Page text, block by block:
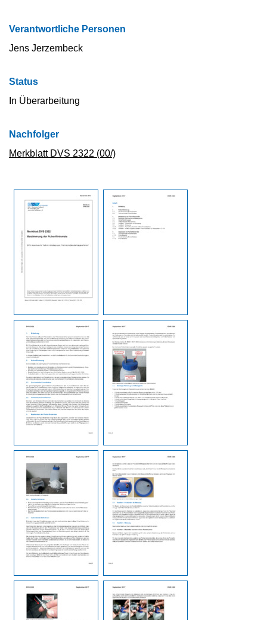
Verantwortliche Personen
Jens Jerzembeck
Status
In Überarbeitung
Nachfolger
Merkblatt DVS 2322 (00/)